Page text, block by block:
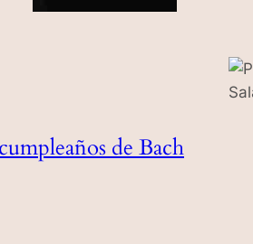
de Bach